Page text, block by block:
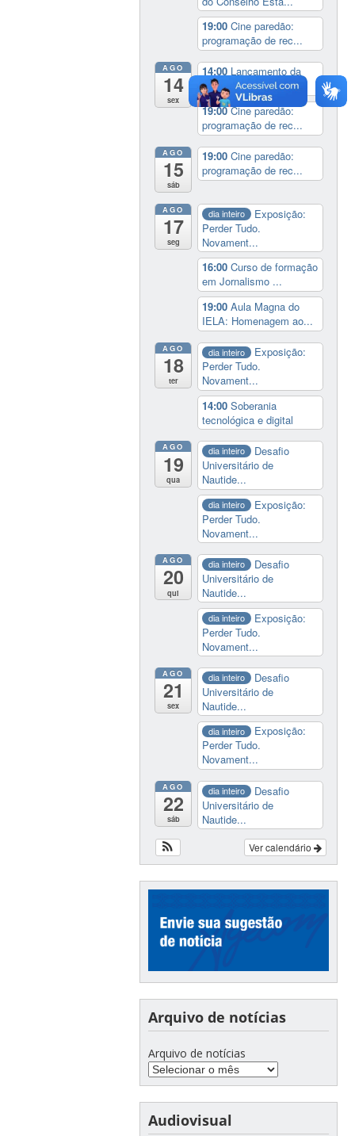
19:00Cine paredão:
programação de rec...
AGO
14
sex
14:00 Lançamento da
cinebiografia de D...
19:00Cine paredão:
programação de rec...
AGO
15
sáb
19:00Cine paredão:
programação de rec...
AGO
17
seg
dia inteiro
Exposição:
Perder Tudo.
Novament...
16:00Curso de formação
em Jornalismo ...
19:00Aula Magna do
IELA: Homenagem ao...
AGO
18
ter
dia inteiro
Exposição:
Perder Tudo.
Novament...
14:00Soberania
tecnológica e digital
AGO
19
qua
dia inteiro
Desafio
Universitário de
Nautide...
dia inteiro
Exposição:
Perder Tudo.
Novament...
AGO
20
qui
dia inteiro
Desafio
Universitário de
Nautide...
dia inteiro
Exposição:
Perder Tudo.
Novament...
AGO
21
sex
dia inteiro
Desafio
Universitário de
Nautide...
dia inteiro
Exposição:
Perder Tudo.
Novament...
AGO
22
sáb
dia inteiro
Desafio
Universitário de
Nautide...
Ver calendário
Arquivo de notícias
Arquivo de notícias
Audiovisual